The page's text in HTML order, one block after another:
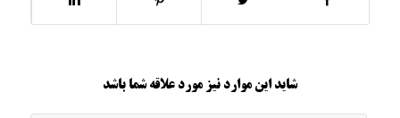
شاید این موارد نیز مورد علاقه شما باشد